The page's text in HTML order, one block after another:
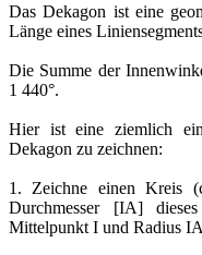
Das Dekagon ist eine
Länge eines
Die Summe der
1 440°.
Hier ist eine ziemlich
Dekagon zu zeichnen:
1. Zeichne einen Kreis
Durchmesser [IA]
Mittelpunkt I und Radius